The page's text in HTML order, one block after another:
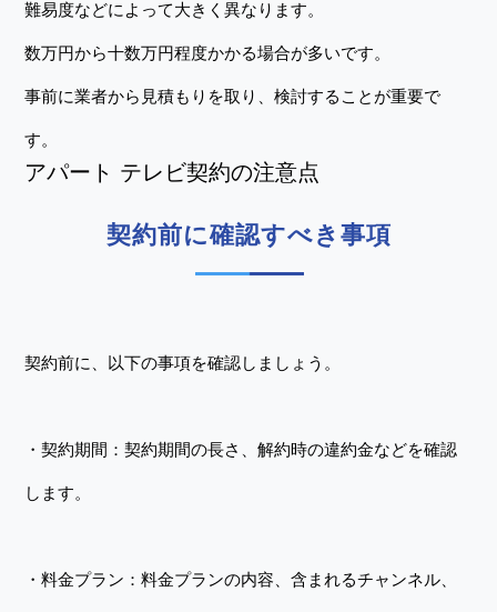
難易度などによって大きく異なります。
数万円から十数万円程度かかる場合が多いです。
事前に業者から見積もりを取り、検討することが重要で
す。
アパート テレビ契約の注意点
契約前に確認すべき事項
契約前に、以下の事項を確認しましょう。
・契約期間：契約期間の長さ、解約時の違約金などを確認
します。
・料金プラン：料金プランの内容、含まれるチャンネル、